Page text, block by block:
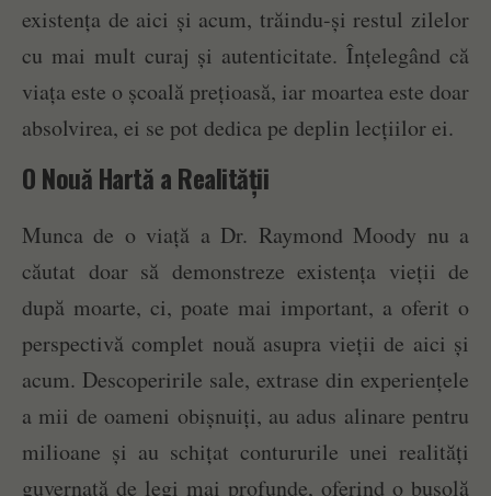
existența de aici și acum, trăindu-și restul zilelor
cu mai mult curaj și autenticitate. Înțelegând că
viața este o școală prețioasă, iar moartea este doar
absolvirea, ei se pot dedica pe deplin lecțiilor ei.
O Nouă Hartă a Realității
Munca de o viață a Dr. Raymond Moody nu a
căutat doar să demonstreze existența vieții de
după moarte, ci, poate mai important, a oferit o
perspectivă complet nouă asupra vieții de aici și
acum. Descoperirile sale, extrase din experiențele
a mii de oameni obișnuiți, au adus alinare pentru
milioane și au schițat contururile unei realități
guvernată de legi mai profunde, oferind o busolă